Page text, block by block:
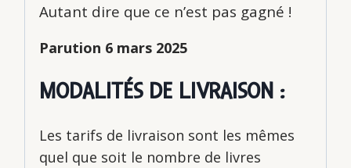
Autant dire que ce n’est pas gagné !
Parution 6 mars 2025
MODALITÉS DE LIVRAISON :
Les tarifs de livraison sont les mêmes
quel que soit le nombre de livres